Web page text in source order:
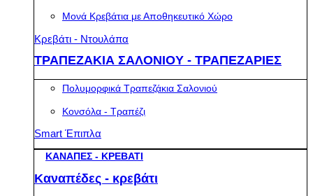
Μονά Κρεβάτια με Αποθηκευτικό Χώρο
Κρεβάτι - Ντουλάπα
ΤΡΑΠΕΖΑΚΙΑ ΣΑΛΟΝΙΟΥ - ΤΡΑΠΕΖΑΡΙΕΣ
Πολυμορφικά Τραπεζάκια Σαλονιού
Κονσόλα - Τραπέζι
Smart Έπιπλα
ΚΑΝΑΠΕΣ - ΚΡΕΒΑΤΙ
Καναπέδες - κρεβάτι